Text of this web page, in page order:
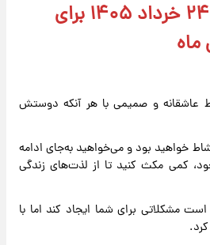
فال روزانه در روز ۲۴ خرداد ۱۴۰۵ برای
ماه
عاشقانه و صمیمی با هر آنکه دوستش
خواهید بود و می‌خواهید به‌جای ادامه
کمی مکث کنید تا از لذت‌های زندگی
مشکلاتی برای شما ایجاد کند اما با